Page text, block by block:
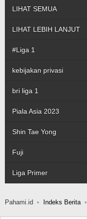
LIHAT SEMUA
LIHAT LEBIH LANJUT
#Liga 1
kebijakan privasi
bri liga 1
Piala Asia 2023
Shin Tae Yong
Fuji
Liga Primer
Pahami.id Indeks Berita